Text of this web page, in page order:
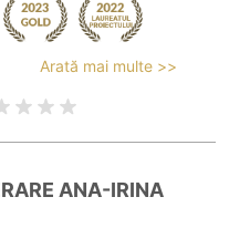
Arată mai multe >>
ANA-IRINA